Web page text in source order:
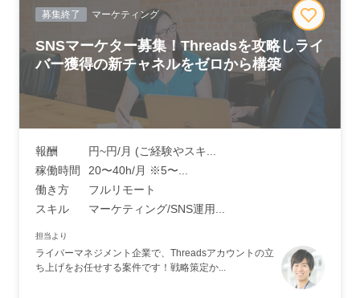
募集終了 マーケティング
SNSマーケター募集！Threadsを攻略しライ
バー獲得の新チャネルをゼロから構築
報酬
円~円/月 (ご経験やスキ...
稼働時間
20〜40h/月 ※5〜...
働き方
フルリモート
スキル
マーケティング/SNS運用...
担当より
ライバーマネジメント企業で、Threadsアカウントの立
ち上げをお任せする案件です！戦略策定か...